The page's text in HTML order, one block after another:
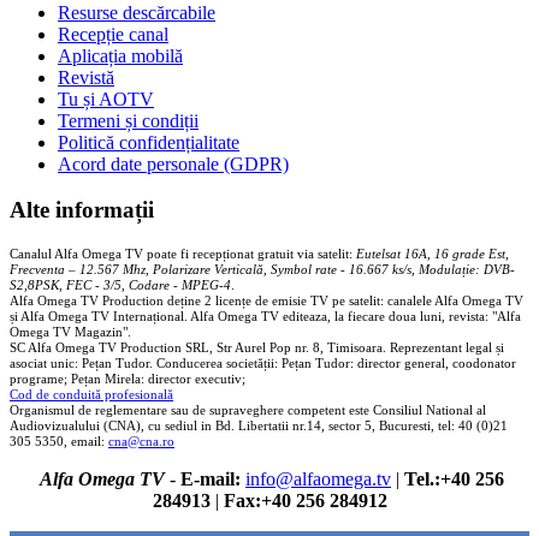
Resurse descărcabile
Recepție canal
Aplicația mobilă
Revistă
Tu și AOTV
Termeni și condiții
Politică confidențialitate
Acord date personale (GDPR)
Alte informații
Canalul Alfa Omega TV poate fi recepționat gratuit via satelit: Eutelsat 16A, 16 grade Est,
Frecventa – 12.567 Mhz, Polarizare Verticală, Symbol rate - 16.667 ks/s, Modulație: DVB-
S2,8PSK, FEC - 3/5, Codare - MPEG-4
Alfa Omega TV Production deține 2 licențe de emisie TV pe satelit: canalele Alfa Omega TV
și Alfa Omega TV Internațional. Alfa Omega TV editeaza, la fiecare doua luni, revista: "Alfa
Omega TV Magazin".
SC Alfa Omega TV Production SRL, Str Aurel Pop nr. 8, Timisoara. Reprezentant legal și
asociat unic: Pețan Tudor. Conducerea societății: Pețan Tudor: director general, coodonator
programe; Pețan Mirela: director executiv;
Cod de conduită profesională
Organismul de reglementare sau de supraveghere competent este Consiliul National al
Audiovizualului (CNA), cu sediul in Bd. Libertatii nr.14, sector 5, Bucuresti, tel: 40 (0)21
305 5350, email: cna@cna.ro
Alfa Omega TV- E-mail: info@alfaomega.tv | Tel.:+40 256
284913| Fax:+40 256 284912